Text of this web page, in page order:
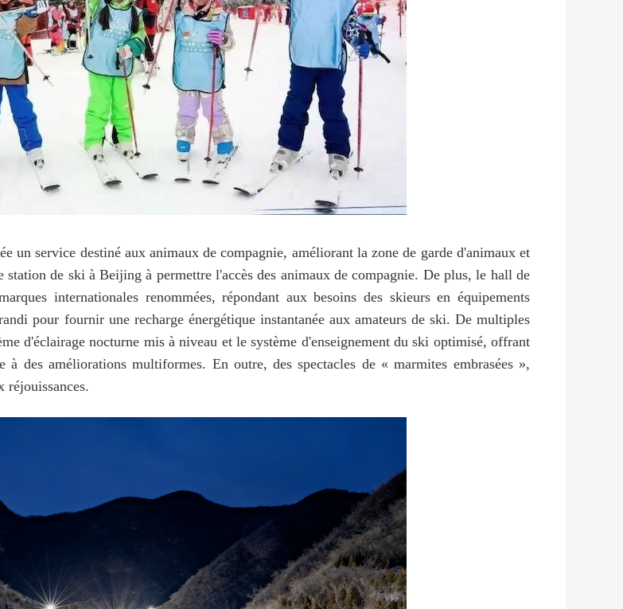
un service destiné aux animaux de compagnie, améliorant la zone de garde d'animaux et
de ski à Beijing à permettre l'accès des animaux de compagnie. De plus, le hall de
internationales renommées, répondant aux besoins des skieurs en équipements
pour fournir une recharge énergétique instantanée aux amateurs de ski. De multiples
d'éclairage nocturne mis à niveau et le système d'enseignement du ski optimisé, offrant
des améliorations multiformes. En outre, des spectacles de « marmites embrasées »,
réjouissances.